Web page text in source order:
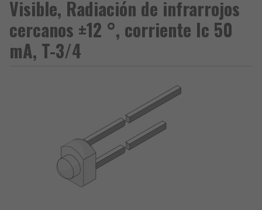
Visible, Radiación de infrarrojos
cercanos ±12 °, corriente Ic 50
mA, T-3/4